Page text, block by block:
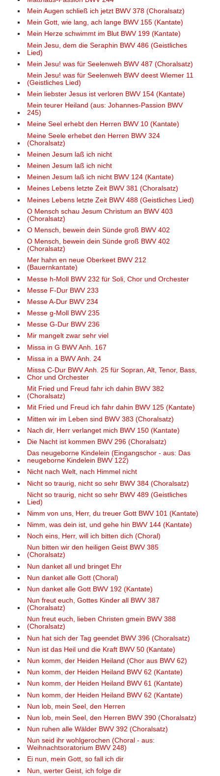
Mein Augen schließ ich jetzt BWV 378 (Choralsatz)
Mein Gott, wie lang, ach lange BWV 155 (Kantate)
Mein Herze schwimmt im Blut BWV 199 (Kantate)
Mein Jesu, dem die Seraphin BWV 486 (Geistliches
Lied)
Mein Jesu! was für Seelenweh BWV 487 (Choralsatz)
Mein Jesu! was für Seelenweh BWV deest Wiemer 11
(Geistliches Lied)
Mein liebster Jesus ist verloren BWV 154 (Kantate)
Mein teurer Heiland (aus: Johannes-Passion BWV
245)
Meine Seel erhebt den Herren BWV 10 (Kantate)
Meine Seele erhebet den Herren BWV 324
(Choralsatz)
Meinen Jesum laß ich nicht
Meinen Jesum laß ich nicht
Meinen Jesum laß ich nicht BWV 124 (Kantate)
Meines Lebens letzte Zeit BWV 381 (Choralsatz)
Meines Lebens letzte Zeit BWV 488 (Geistliches Lied)
O Mensch schau Jesum Christum an BWV 403
(Choralsatz)
O Mensch, bewein dein Sünde groß BWV 402
O Mensch, bewein dein Sünde groß BWV 402
(Choralsatz)
Mer hahn en neue Oberkeet BWV 212
(Bauernkantate)
Messe h-Moll BWV 232 für Soli, Chor und Orchester
Messe F-Dur BWV 233
Messe A-Dur BWV 234
Messe g-Moll BWV 235
Messe G-Dur BWV 236
Mir mangelt zwar sehr viel
Missa in G BWV Anh. 167
Missa in a BWV Anh. 24
Missa C-Dur BWV Anh. 25 für Sopran, Alt, Tenor, Bass,
Chor und Orchester
Mit Fried und Freud fahr ich dahin BWV 382
(Choralsatz)
Mit Fried und Freud ich fahr dahin BWV 125 (Kantate)
Mitten wir im Leben sind BWV 383 (Choralsatz)
Nach dir, Herr verlanget mich BWV 150 (Kantate)
Die Nacht ist kommen BWV 296 (Choralsatz)
Das neugeborne Kindelein (Eingangschor - aus: Das
neugeborne Kindelein BWV 122)
Nicht nach Welt, nach Himmel nicht
Nicht so traurig, nicht so sehr BWV 384 (Choralsatz)
Nicht so traurig, nicht so sehr BWV 489 (Geistliches
Lied)
Nimm von uns, Herr, du treuer Gott BWV 101 (Kantate)
Nimm, was dein ist, und gehe hin BWV 144 (Kantate)
Noch eins, Herr, will ich bitten dich (Choral)
Nun bitten wir den heiligen Geist BWV 385
(Choralsatz)
Nun danket all und bringet Ehr
Nun danket alle Gott (Choral)
Nun danket alle Gott BWV 192 (Kantate)
Nun freut euch, Gottes Kinder all BWV 387
(Choralsatz)
Nun freut euch, lieben Christen gmein BWV 388
(Choralsatz)
Nun hat sich der Tag geendet BWV 396 (Choralsatz)
Nun ist das Heil und die Kraft BWV 50 (Kantate)
Nun komm, der Heiden Heiland (Chor aus BWV 62)
Nun komm, der Heiden Heiland BWV 62 (Kantate)
Nun komm, der Heiden Heiland BWV 61 (Kantate)
Nun komm, der Heiden Heiland BWV 62 (Kantate)
Nun lob, mein Seel, den Herren
Nun lob, mein Seel, den Herren BWV 390 (Choralsatz)
Nun ruhen alle Wälder BWV 392 (Choralsatz)
Nun seid ihr wohlgerochen (Choral - aus:
Weihnachtsoratorium BWV 248)
Ei nun, mein Gott, so fall ich dir
Nun, werter Geist, ich folge dir